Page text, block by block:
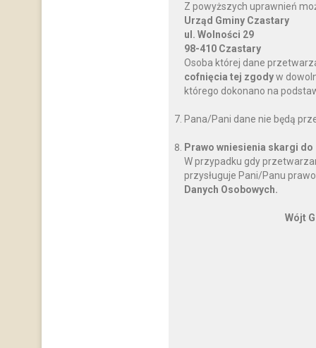
Z powyższych uprawnień
Urząd Gminy Czastary
ul. Wolności 29
98-410 Czastary
Osoba której dane
cofnięcia tej zgodyw
którego dokonano na
Pana/Pani dane nie będą
Prawo wniesienia skargi
W przypadku gdy
przysługuje Pani/Panu
Danych Osobowych.
Wójt